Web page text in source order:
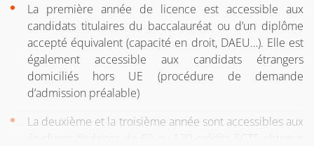
La première année de licence est accessible aux
candidats titulaires du baccalauréat ou d’un diplôme
accepté équivalent (capacité en droit, DAEU…). Elle est
également accessible aux candidats étrangers
domiciliés hors UE (procédure de demande
d’admission préalable)
La deuxième et la troisième année sont accessibles aux